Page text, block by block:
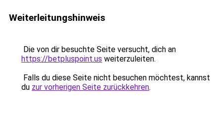
Weiterleitungshinweis
Die von dir besuchte Seite versucht, dich an
https://betpluspoint.us weiterzuleiten.
Falls du diese Seite nicht besuchen möchtest, kannst
du zur vorherigen Seite zurückkehren.